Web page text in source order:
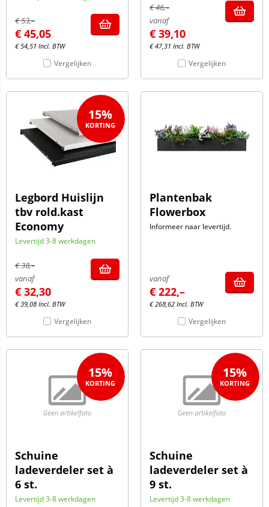
€53,–
€ 45,05
€54,51 Incl. BTW
Vergelijken
€46,–
vanaf
€ 39,10
€47,31 Incl. BTW
Vergelijken
Legbord Huislijn
tbv rold.kast
Economy
Levertijd 3-8 werkdagen
€38,–
15%
vanaf
€ 32,30
€39,08 Incl. BTW
Vergelijken
Plantenbak
Flowerbox
Informeer naar levertijd.
vanaf
€ 222,–
€268,62 Incl. BTW
Vergelijken
Schuine
ladeverdeler set à
6 st.
Levertijd 3-8 werkdagen
15%
Schuine
ladeverdeler set à
9 st.
Levertijd 3-8 werkdagen
15%